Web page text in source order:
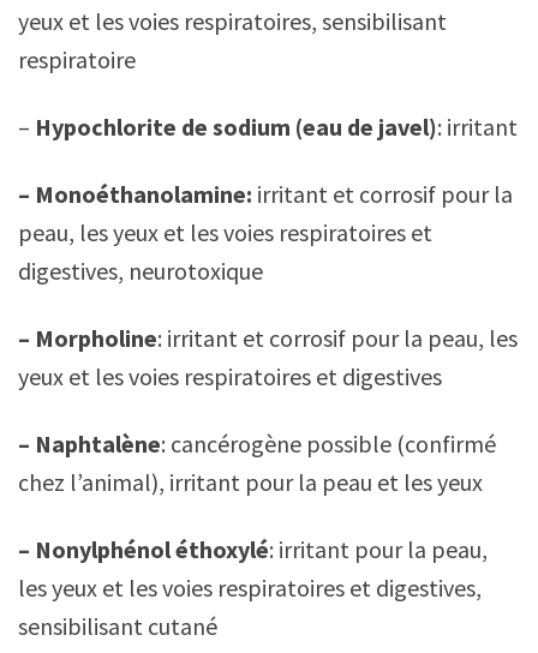
yeux et les voies respiratoires, sensibilisant
respiratoire
– Hypochlorite de sodium (eau de javel): irritant
– Monoéthanolamine: irritant et corrosif pour la
peau, les yeux et les voies respiratoires et
digestives, neurotoxique
– Morpholine: irritant et corrosif pour la peau, les
yeux et les voies respiratoires et digestives
– Naphtalène: cancérogène possible (confirmé
chez l’animal), irritant pour la peau et les yeux
– Nonylphénol éthoxylé: irritant pour la peau,
les yeux et les voies respiratoires et digestives,
sensibilisant cutané